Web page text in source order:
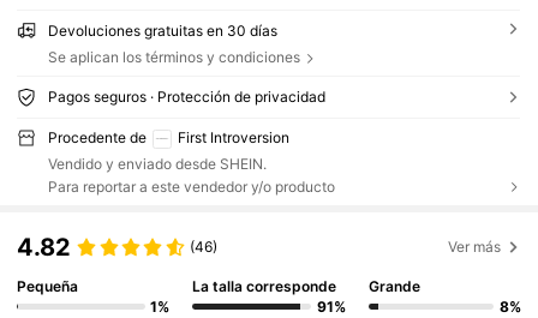
Devoluciones gratuitas en 30 días
Se aplican los términos y condiciones
Pagos seguros · Protección de privacidad
Procedente de
First Introversion
Vendido y enviado desde SHEIN.
Para reportar a este vendedor y/o producto
4.82 (46) Ver más
Pequeña
1%
La talla corresponde
91%
Grande
8%